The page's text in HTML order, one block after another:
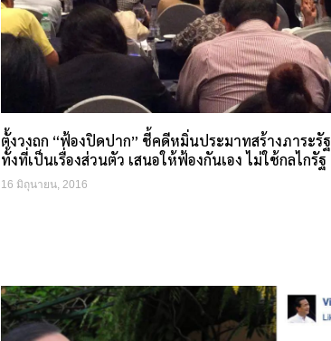
ตั้งวงถก “ฟ้องปิดปาก” ชี้คดีหมิ่นประมาทสร้างภาระรัฐ
ทั้งที่เป็นเรื่องส่วนตัว เสนอให้ฟ้องกันเอง ไม่ใช้กลไกรัฐ
16 มิถุนายน, 2016